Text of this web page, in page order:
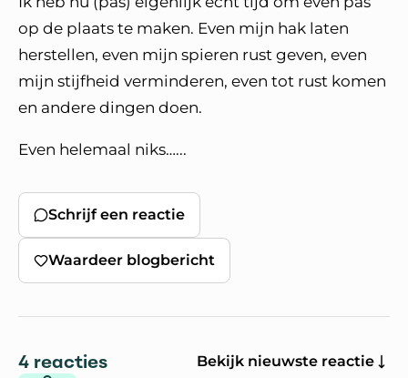
op de plaats te maken. Even mijn hak laten
herstellen, even mijn spieren rust geven, even
mijn stijfheid verminderen, even tot rust komen
en andere dingen doen.
Even helemaal niks…...
Schrijf een reactie
Waardeer blogbericht
4 reacties Bekijk nieuwste reactie